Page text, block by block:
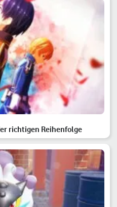
richtigen Reihenfolge